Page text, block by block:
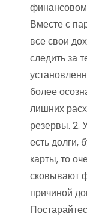
Вместе с
все свои
следить за
более
лишних
резервы. 2.
есть долги,
карты, то
сковывают
причиной